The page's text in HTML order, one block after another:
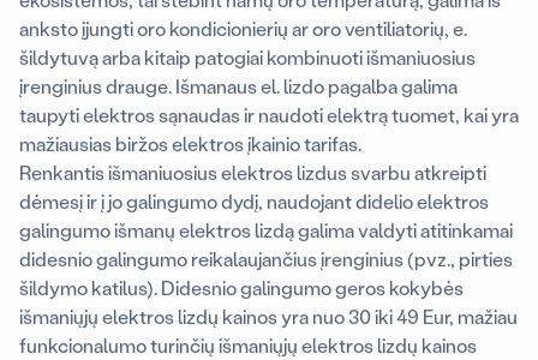
anksto įjungti oro kondicionierių ar oro ventiliatorių, e.
šildytuvą arba kitaip patogiai kombinuoti išmaniuosius
įrenginius drauge. Išmanaus el. lizdo pagalba galima
taupyti elektros sąnaudas ir naudoti elektrą tuomet, kai yra
mažiausias biržos elektros įkainio tarifas.
Renkantis išmaniuosius elektros lizdus svarbu atkreipti
dėmesį ir į jo galingumo dydį, naudojant didelio elektros
galingumo išmanų elektros lizdą galima valdyti atitinkamai
didesnio galingumo reikalaujančius įrenginius (pvz., pirties
šildymo katilus). Didesnio galingumo geros kokybės
išmaniųjų elektros lizdų kainos yra nuo 30 iki 49 Eur, mažiau
funkcionalumo turinčių išmaniųjų elektros lizdų kainos